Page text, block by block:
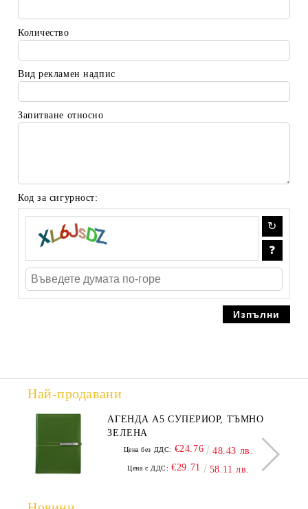
Количество
Вид рекламен надпис
Запитване относно
Код за сигурност:
Най-продавани
АГЕНДА А5 СУПЕРИОР, ТЪМНО
ЗЕЛЕНА
Цена без ДДС: €24.76 48.43 лв.
Цена с ДДС: €29.71 58.11 лв.